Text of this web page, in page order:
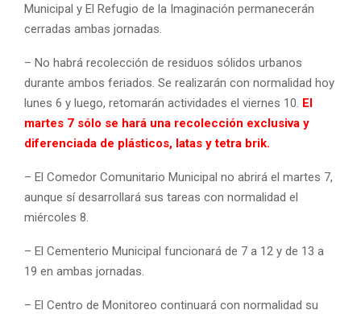
Municipal y El Refugio de la Imaginación permanecerán
cerradas ambas jornadas.
– No habrá recolección de residuos sólidos urbanos
durante ambos feriados. Se realizarán con normalidad hoy
lunes 6 y luego, retomarán actividades el viernes 10. El
martes 7 sólo se hará una recolección exclusiva y
diferenciada de plásticos, latas y tetra brik.
– El Comedor Comunitario Municipal no abrirá el martes 7,
aunque sí desarrollará sus tareas con normalidad el
miércoles 8.
– El Cementerio Municipal funcionará de 7 a 12 y de 13 a
19 en ambas jornadas.
– El Centro de Monitoreo continuará con normalidad su